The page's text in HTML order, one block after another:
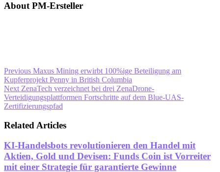
About PM-Ersteller
Previous Maxus Mining erwirbt 100%ige Beteiligung am
Kupferprojekt Penny in British Columbia
Next ZenaTech verzeichnet bei drei ZenaDrone-
Verteidigungsplattformen Fortschritte auf dem Blue-UAS-
Zertifizierungspfad
Related Articles
KI-Handelsbots revolutionieren den Handel mit
Aktien, Gold und Devisen: Funds Coin ist Vorreiter
mit einer Strategie für garantierte Gewinne